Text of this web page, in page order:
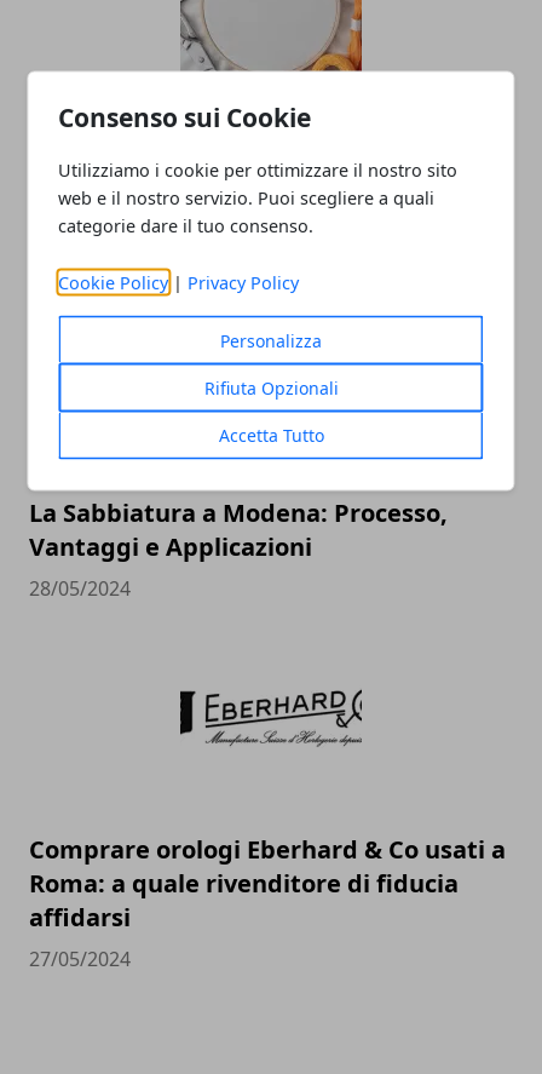
Consenso sui Cookie
Utilizziamo i cookie per ottimizzare il nostro sito
web e il nostro servizio. Puoi scegliere a quali
categorie dare il tuo consenso.
Cookie Policy | Privacy Policy
Personalizza
Rifiuta Opzionali
Accetta Tutto
innovazione nella moda e
nell’artigianato
La Sabbiatura a Modena: Processo,
Vantaggi e Applicazioni
28/05/2024
Comprare orologi Eberhard & Co usati a
Roma: a quale rivenditore di fiducia
affidarsi
27/05/2024